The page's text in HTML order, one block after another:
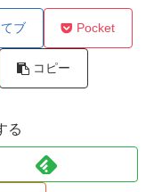
ブ Pocket
コピー
る